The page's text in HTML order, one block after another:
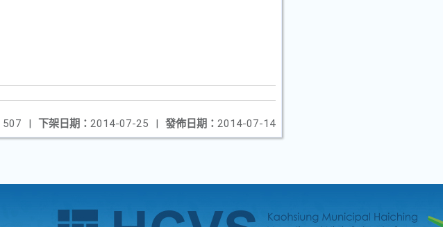
發佈日期： 2014-07-14
下架日期： 2014-07-25 |
507 |